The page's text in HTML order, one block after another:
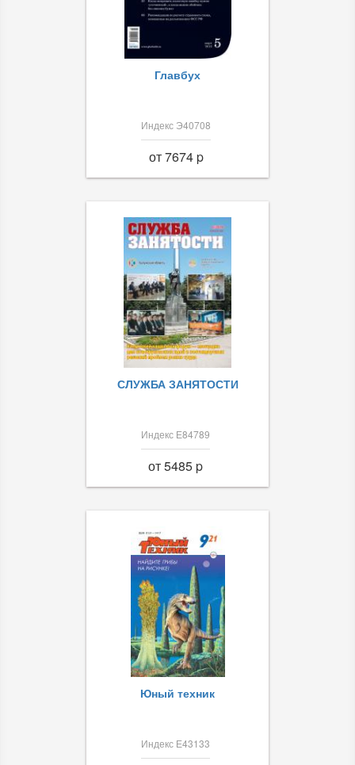
Главбух
Индекс Э40708
от 7674 p
СЛУЖБА ЗАНЯТОСТИ
Индекс Е84789
от 5485 p
Юный техник
Индекс Е43133